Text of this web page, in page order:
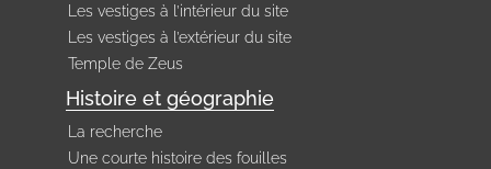
Les vestiges à l’intérieur du site
Les vestiges à l’extérieur du site
Temple de Zeus
Histoire et géographie
La recherche
Une courte histoire des fouilles